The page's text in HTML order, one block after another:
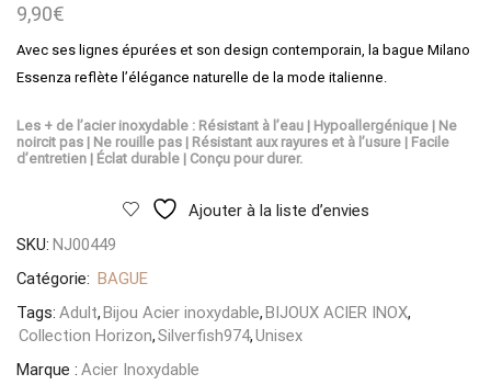
9,90€
Avec ses lignes épurées et son design contemporain, la bague Milano
Essenza reflète l’élégance naturelle de la mode italienne.
Les + de l’acier inoxydable : Résistant à l’eau | Hypoallergénique | Ne
noircit pas | Ne rouille pas | Résistant aux rayures et à l’usure | Facile
d’entretien | Éclat durable | Conçu pour durer.
Ajouter à la liste d’envies
SKU: NJ00449
Catégorie: BAGUE
Tags: Adult,Bijou Acier inoxydable,BIJOUX ACIER INOX,
Collection Horizon,Silverfish974,Unisex
Marque : Acier Inoxydable